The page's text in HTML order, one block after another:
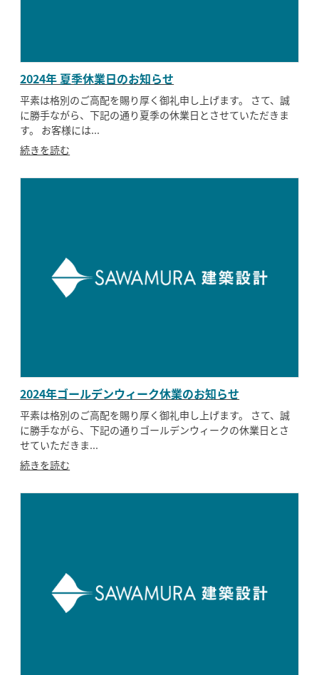
2024年 夏季休業日のお知らせ
平素は格別のご高配を賜り厚く御礼申し上げます。 さて、誠
に勝手ながら、下記の通り夏季の休業日とさせていただきま
す。 お客様には...
続きを読む
2024年ゴールデンウィーク休業のお知らせ
平素は格別のご高配を賜り厚く御礼申し上げます。 さて、誠
に勝手ながら、下記の通りゴールデンウィークの休業日とさ
せていただきま...
続きを読む